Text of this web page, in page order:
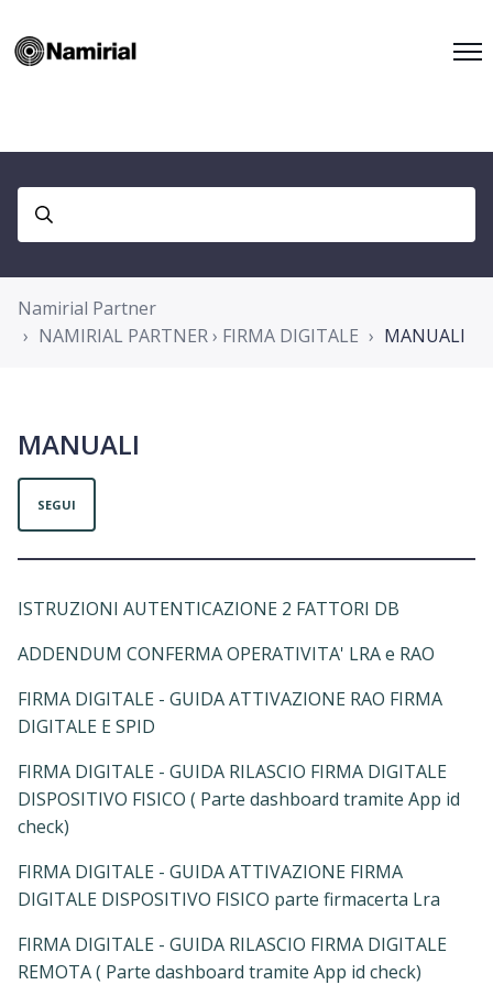
Namirial Partner
NAMIRIAL PARTNER › FIRMA DIGITALE
MANUALI
MANUALI
SEGUI
ISTRUZIONI AUTENTICAZIONE 2 FATTORI DB
ADDENDUM CONFERMA OPERATIVITA' LRA e RAO
FIRMA DIGITALE - GUIDA ATTIVAZIONE RAO FIRMA
DIGITALE E SPID
FIRMA DIGITALE - GUIDA RILASCIO FIRMA DIGITALE
DISPOSITIVO FISICO ( Parte dashboard tramite App id
check)
FIRMA DIGITALE - GUIDA ATTIVAZIONE FIRMA
DIGITALE DISPOSITIVO FISICO parte firmacerta Lra
FIRMA DIGITALE - GUIDA RILASCIO FIRMA DIGITALE
REMOTA ( Parte dashboard tramite App id check)